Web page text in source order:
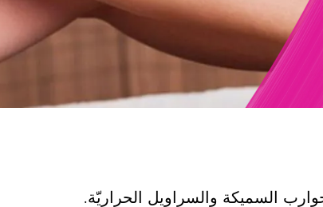
السميكة والسراويل الحراريّة.